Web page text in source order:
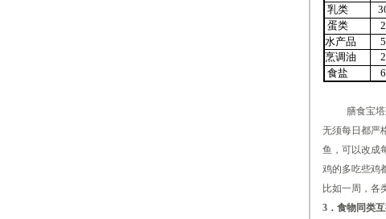
乳类
蛋类
水产品
烹调油
食盐
6
膳食宝塔建
无须每日都严
鱼，可以改成
鸡的多吃些鸡
比如一周，各
3．食物同类